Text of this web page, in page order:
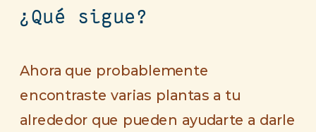
¿Qué sigue?
Ahora que probablemente
encontraste varias plantas a tu
alrededor que pueden ayudarte a darle